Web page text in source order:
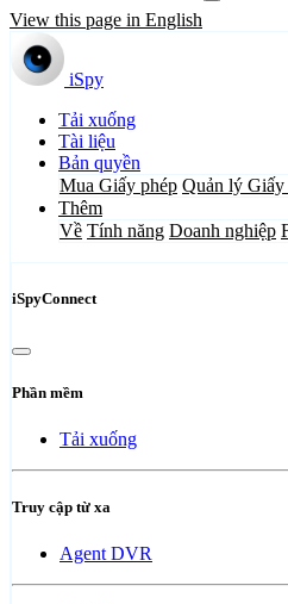
View this page in English
iSpy
Tải xuống
Tài liệu
Bản quyền
Mua Giấy phép Quản lý Giấy
Thêm
Về Tính năng Doanh nghiệp
iSpyConnect
Phần mềm
Tải xuống
Truy cập từ xa
Agent DVR